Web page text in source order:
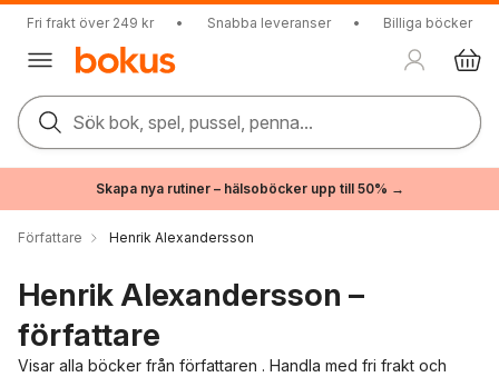
Fri frakt över 249 kr • Snabba leveranser • Billiga böcker
Sök bok, spel, pussel, penna...
Skapa nya rutiner – hälsoböcker upp till 50% →
Författare Henrik Alexandersson
Henrik Alexandersson –
författare
Visar alla böcker från författaren . Handla med fri frakt och